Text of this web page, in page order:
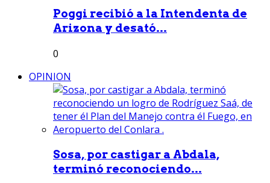
Poggi recibió a la Intendenta de
Arizona y desató...
0
OPINION
Sosa, por castigar a Abdala,
terminó reconociendo...